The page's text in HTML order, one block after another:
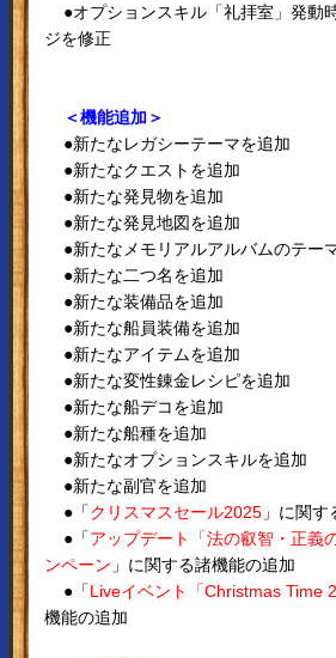
●オプションスキル「礼拝室」発動
ジを修正
＜機能追加＞
●新たなレガシーテーマを追加
●新たなクエストを追加
●新たな発見物を追加
●新たな発見地図を追加
●新たなメモリアルアルバムのテー
●新たな二つ名を追加
●新たな装備品を追加
●新たな船員装備を追加
●新たなアイテムを追加
●新たな変性錬金レシピを追加
●新たな船デコを追加
●新たな船種を追加
●新たなオプションスキルを追加
●新たな副官を追加
●「クリスマスセール2025」に関す
●「アップデート「法の叡智・正義
ンペーン 」に関する諸機能の追加
●「Liveイベント「Christmas Time
機能の追加